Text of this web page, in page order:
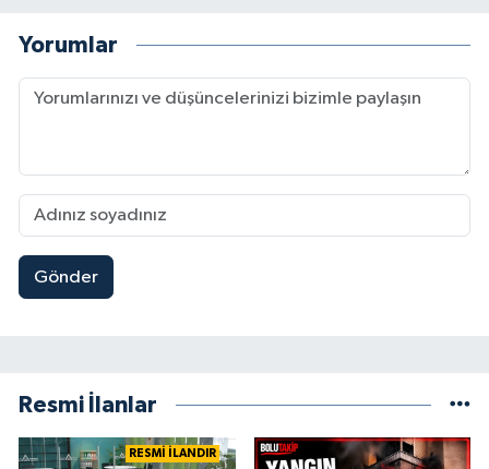
Yorumlar
Gönder
Resmi İlanlar
RESMİ İLANDIR